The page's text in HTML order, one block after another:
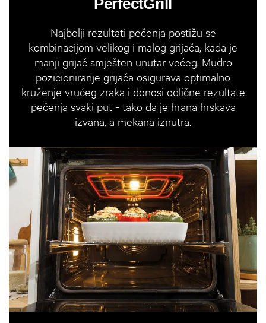
Najbolji rezultati pečenja postižu se
kombinacijom velikog i malog grijača, kada je
manji grijač smješten unutar većeg. Mudro
pozicioniranje grijača osigurava optimalno
kruženje vrućeg zraka i donosi odlične rezultate
pečenja svaki put - tako da je hrana hrskava
izvana, a mekana iznutra.